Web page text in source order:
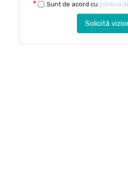
Sunt de acord cu politica
Solicită